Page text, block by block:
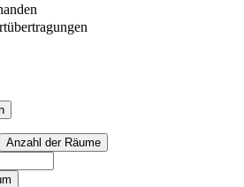
Anzahl der Räume